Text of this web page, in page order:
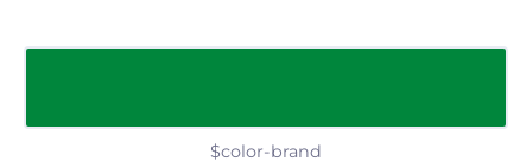
$color-brand